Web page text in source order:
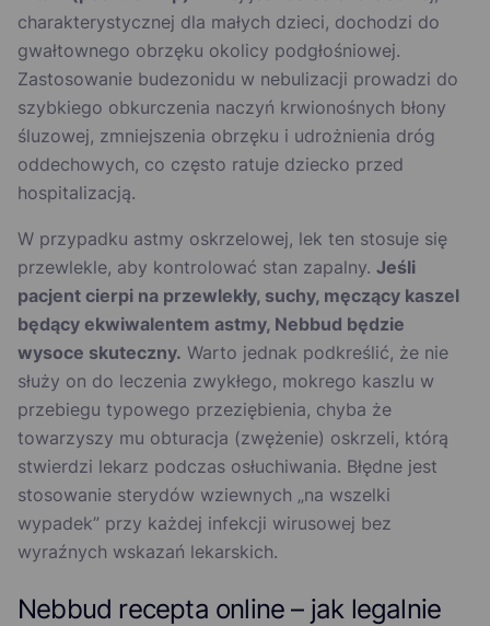
charakterystycznej dla małych dzieci, dochodzi do
gwałtownego obrzęku okolicy podgłośniowej.
Zastosowanie budezonidu w nebulizacji prowadzi do
szybkiego obkurczenia naczyń krwionośnych błony
śluzowej, zmniejszenia obrzęku i udrożnienia dróg
oddechowych, co często ratuje dziecko przed
hospitalizacją.
W przypadku astmy oskrzelowej, lek ten stosuje się
przewlekle, aby kontrolować stan zapalny. Jeśli
pacjent cierpi na przewlekły, suchy, męczący kaszel
będący ekwiwalentem astmy, Nebbud będzie
wysoce skuteczny. Warto jednak podkreślić, że nie
służy on do leczenia zwykłego, mokrego kaszlu w
przebiegu typowego przeziębienia, chyba że
towarzyszy mu obturacja (zwężenie) oskrzeli, którą
stwierdzi lekarz podczas osłuchiwania. Błędne jest
stosowanie sterydów wziewnych „na wszelki
wypadek” przy każdej infekcji wirusowej bez
wyraźnych wskazań lekarskich.
Nebbud recepta online – jak legalnie